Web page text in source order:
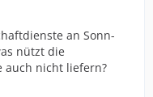
an Sonn-
nützt die
auch nicht liefern?